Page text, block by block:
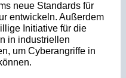
neue Standards für
entwickeln. Außerdem
Initiative für die
in industriellen
um Cyberangriffe in